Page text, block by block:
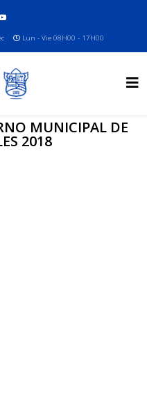
Lun - Vie 08H00 - 17H00
MUNICIPAL DE
2018